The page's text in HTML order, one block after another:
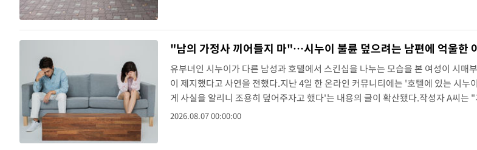
"남의 가정사 끼어들지 마"…시누이 불륜 덮으려는 남편에 억울한
유부녀인 시누이가 다른 남성과 호텔에서 스킨십을 나누는 모습을 본 여성이 시매
이 제지했다고 사연을 전했다.지난 4일 한 온라인 커뮤니티에는 '호텔에 있는 시누
게 사실을 알리니 조용히 덮어주자고 했다'는 내용의 글이 확산됐다.작성자 A씨는
를 갔다가 유부녀인 시누이가 모르는 남성과 스킨십을 하며 엘리베이터를 타는 모
2026.08.07 00:00:00